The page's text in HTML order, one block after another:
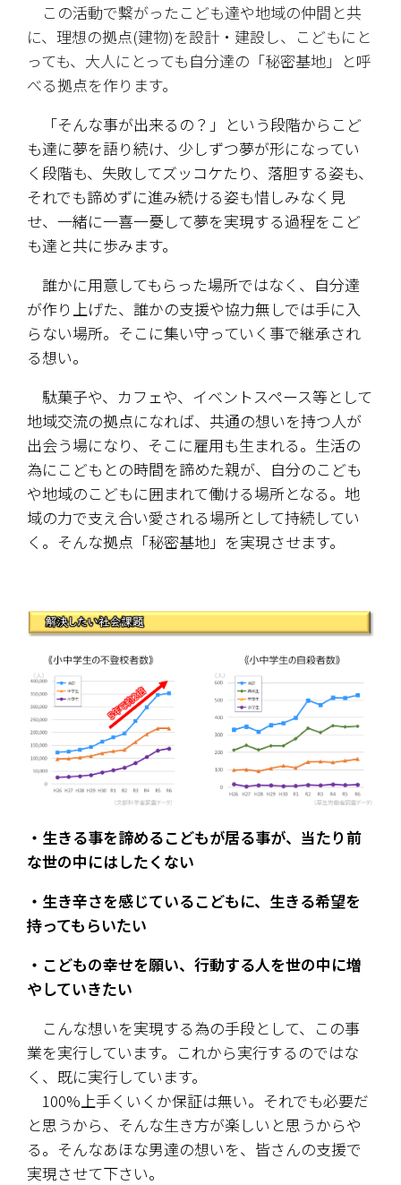
この活動で繋がったこども達や地域の仲間と共
に、理想の拠点(建物)を設計・建設し、こどもにと
っても、大人にとっても自分達の「秘密基地」と呼
べる拠点を作ります。
「そんな事が出来るの？」という段階からこど
も達に夢を語り続け、少しずつ夢が形になってい
く段階も、失敗してズッコケたり、落胆する姿も、
それでも諦めずに進み続ける姿も惜しみなく見
せ、一緒に一喜一憂して夢を実現する過程をこど
も達と共に歩みます。
誰かに用意してもらった場所ではなく、自分達
が作り上げた、誰かの支援や協力無しでは手に入
らない場所。そこに集い守っていく事で継承され
る想い。
駄菓子や、カフェや、イベントスペース等として
地域交流の拠点になれば、共通の想いを持つ人が
出会う場になり、そこに雇用も生まれる。生活の
為にこどもとの時間を諦めた親が、自分のこども
や地域のこどもに囲まれて働ける場所となる。地
域の力で支え合い愛される場所として持続してい
く。そんな拠点「秘密基地」を実現させます。
・生きる事を諦めるこどもが居る事が、当たり前
な世の中にはしたくない
・生き辛さを感じているこどもに、生きる希望を
持ってもらいたい
・こどもの幸せを願い、行動する人を世の中に増
やしていきたい
こんな想いを実現する為の手段として、この事
業を実行しています。これから実行するのではな
く、既に実行しています。
100%上手くいくか保証は無い。それでも必要だ
と思うから、そんな生き方が楽しいと思うからや
る。そんなあほな男達の想いを、皆さんの支援で
実現させて下さい。